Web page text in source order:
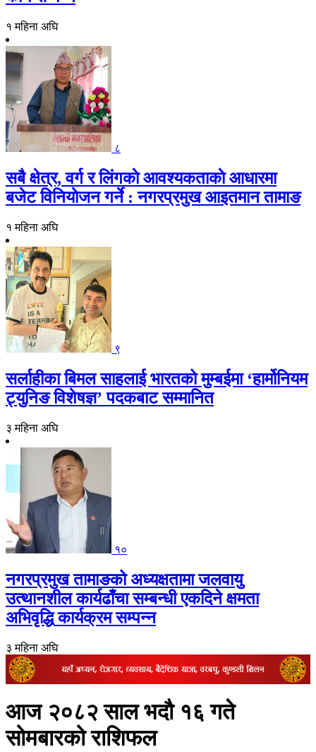
१ महिना अघि
८
सबै क्षेत्र, वर्ग र लिंगकाे आवश्यकताकाे आधारमा
बजेट विनियाेजन गर्ने : नगरप्रमुख आइतमान तामाङ
१ महिना अघि
९
सर्लाहीका बिमल साहलाई भारतको मुम्बईमा ‘हार्मोनियम
ट्युनिङ विशेषज्ञ’ पदकबाट सम्मानित
३ महिना अघि
१०
नगरप्रमुख तामाङको अध्यक्षतामा जलवायु
उत्थानशील कार्यढाँचा सम्बन्धी एकदिने क्षमता
अभिवृद्धि कार्यक्रम सम्पन्न
३ महिना अघि
आज २०८२ साल भदौ १६ गते
सोमबारको राशिफल